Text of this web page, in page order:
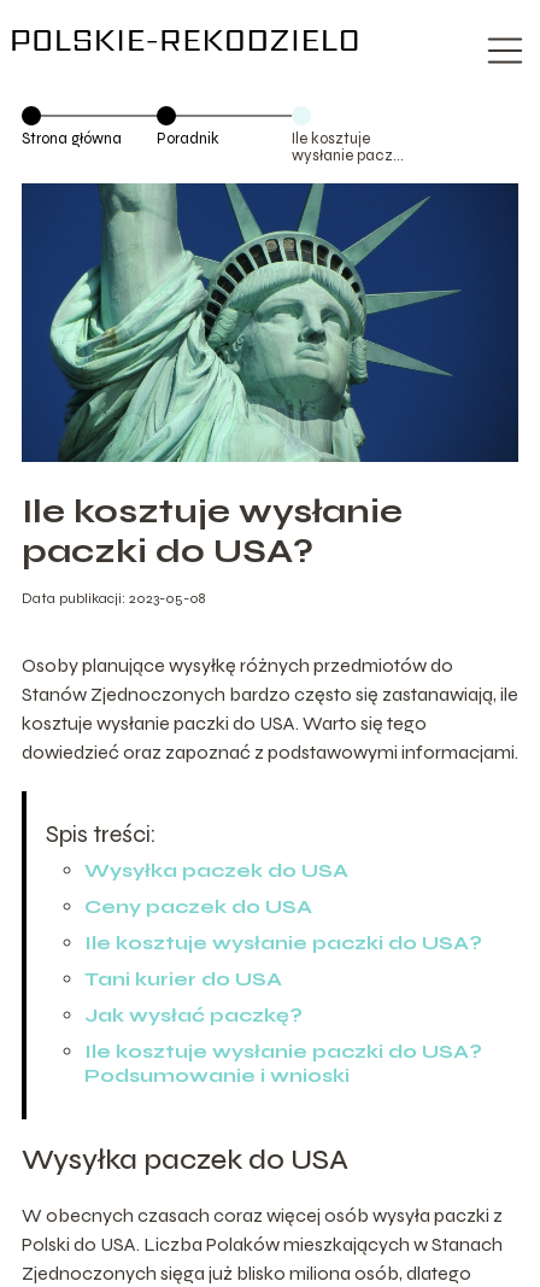
Strona główna Poradnik
Ile kosztuje
wysłanie paczki
Ile kosztuje wysłanie
paczki do USA?
Data publikacji: 2023-05-08
Osoby planujące wysyłkę różnych przedmiotów do
Stanów Zjednoczonych bardzo często się zastanawiają, ile
kosztuje wysłanie paczki do USA. Warto się tego
dowiedzieć oraz zapoznać z podstawowymi informacjami.
Spis treści:
Wysyłka paczek do USA
Ceny paczek do USA
Ile kosztuje wysłanie paczki do USA?
Tani kurier do USA
Jak wysłać paczkę?
Ile kosztuje wysłanie paczki do USA?
Podsumowanie i wnioski
Wysyłka paczek do USA
W obecnych czasach coraz więcej osób wysyła paczki z
Polski do USA. Liczba Polaków mieszkających w Stanach
Zjednoczonych sięga już blisko miliona osób, dlatego